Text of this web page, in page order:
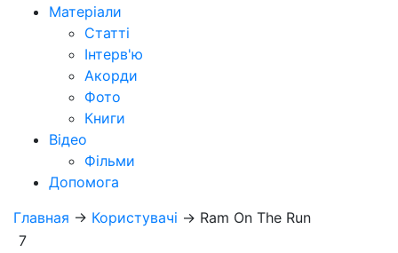
Матеріали
Статті
Інтерв'ю
Акорди
Фото
Книги
Відео
Фільми
Допомога
Главная → Користувачі → Ram On The Run
7